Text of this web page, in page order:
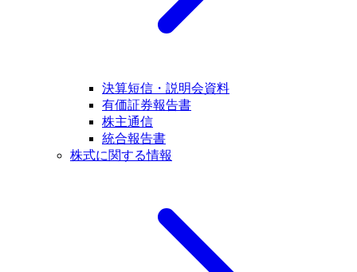
決算短信・説明会資料
有価証券報告書
株主通信
統合報告書
株式に関する情報